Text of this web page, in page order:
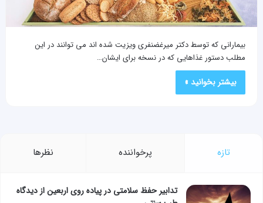
بیمارانی که توسط دکتر میرغضنفری ویزیت شده اند می توانند در این
مطلب دستور غذاهایی که در نسخه برای ایشان…
بیشتر بخوانید »
تازه پرخواننده نظرها
تدابیر حفظ سلامتی در پیاده روی اربعین از دیدگاه